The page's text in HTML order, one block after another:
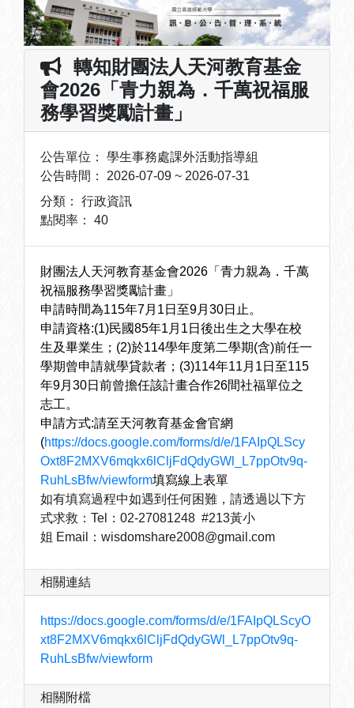
轉知財團法人天河教育基金
會2026「青力親為．千萬祝福服
務學習獎勵計畫」
公告單位： 學生事務處課外活動指導組
公告時間： 2026-07-09 ~ 2026-07-31
分類： 行政資訊
點閱率： 40
財團法人天河教育基金會2026「青力親為．千萬
祝福服務學習獎勵計畫」
申請時間為115年7月1日至9月30日止。
申請資格:(1)民國85年1月1日後出生之大學在校
生及畢業生；(2)於114學年度第二學期(含)前任一
學期曾申請就學貸款者；(3)114年11月1日至115
年9月30日前曾擔任該計畫合作26間社福單位之
志工。
申請方式:請至天河教育基金會官網
(https://docs.google.com/forms/d/e/1FAIpQLScy
Oxt8F2MXV6mqkx6lCljFdQdyGWl_L7ppOtv9q-
RuhLsBfw/viewform填寫線上表單
如有填寫過程中如遇到任何困難，請透過以下方
式求救： Tel： 02-27081248 #213黃小
姐 Email： wisdomshare2008@gmail.com
相關連結
https://docs.google.com/forms/d/e/1FAIpQLScyO
xt8F2MXV6mqkx6lCljFdQdyGWl_L7ppOtv9q-
RuhLsBfw/viewform
相關附檔